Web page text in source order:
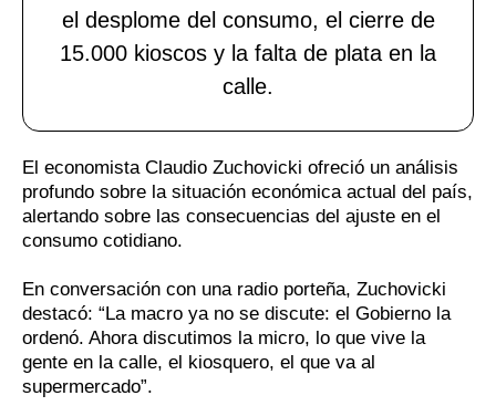
el desplome del consumo, el cierre de
15.000 kioscos y la falta de plata en la
calle.
El economista Claudio Zuchovicki ofreció un análisis
profundo sobre la situación económica actual del país,
alertando sobre las consecuencias del ajuste en el
consumo cotidiano.
En conversación con una radio porteña, Zuchovicki
destacó: “La macro ya no se discute: el Gobierno la
ordenó. Ahora discutimos la micro, lo que vive la
gente en la calle, el kiosquero, el que va al
supermercado”.